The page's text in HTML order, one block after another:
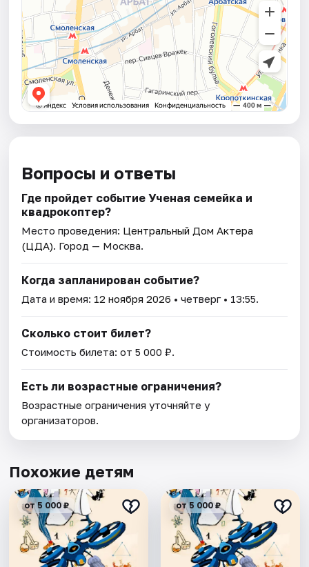
Вопросы и ответы
Где пройдет событие Ученая семейка и
квадрокоптер?
Место проведения: Центральный Дом Актера
(ЦДА). Город — Москва.
Когда запланирован событие?
Дата и время: 12 ноября 2026 • четверг • 13:55.
Сколько стоит билет?
Стоимость билета: от 5 000 ₽.
Есть ли возрастные ограничения?
Возрастные ограничения уточняйте у
организаторов.
Похожие детям
от 5 000 ₽ от 5 000 ₽